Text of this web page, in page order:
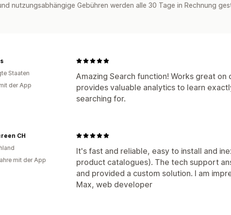
nutzungsabhängige Gebühren werden alle 30 Tage in Rechnung
Amazing Search function! Works great
provides valuable analytics to learn
searching for.
Staaten
der App
It's fast and reliable, easy to install and
product catalogues). The tech support
and provided a custom solution. I am
Max, web developer
CH
mit der App